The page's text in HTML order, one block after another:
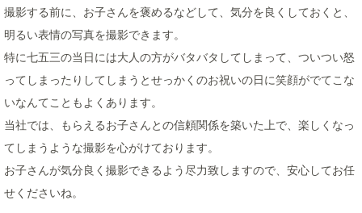
撮影する前に、お子さんを褒めるなどして、気分を良くしておくと、
明るい表情の写真を撮影できます。
特に七五三の当日には大人の方がバタバタしてしまって、ついつい怒
ってしまったりしてしまうとせっかくのお祝いの日に笑顔がでてこな
いなんてこともよくあります。
当社では、もらえるお子さんとの信頼関係を築いた上で、楽しくなっ
てしまうような撮影を心がけております。
お子さんが気分良く撮影できるよう尽力致しますので、安心してお任
せくださいね。